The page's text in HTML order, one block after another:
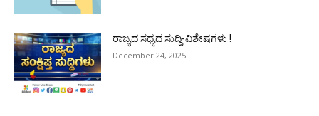
ರಾಜ್ಯದ ಸಧ್ಯದ ಸುದ್ದಿ-ವಿಶೇಷಗಳು !
December 24, 2025